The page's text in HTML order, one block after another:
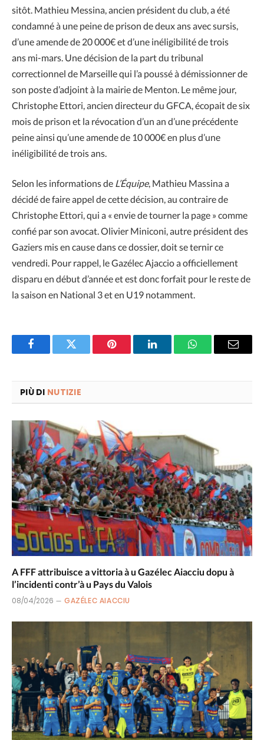
sitôt. Mathieu Messina, ancien président du club, a été
condamné à une peine de prison de deux ans avec sursis,
d’une amende de 20 000€ et d’une inéligibilité de trois
ans mi-mars. Une décision de la part du tribunal
correctionnel de Marseille qui l’a poussé à démissionner de
son poste d’adjoint à la mairie de Menton. Le même jour,
Christophe Ettori, ancien directeur du GFCA, écopait de six
mois de prison et la révocation d’un an d’une précédente
peine ainsi qu’une amende de 10 000€ en plus d’une
inéligibilité de trois ans.
Selon les informations de L’Équipe, Mathieu Massina a
décidé de faire appel de cette décision, au contraire de
Christophe Ettori, qui a « envie de tourner la page » comme
confié par son avocat. Olivier Miniconi, autre président des
Gaziers mis en cause dans ce dossier, doit se ternir ce
vendredi. Pour rappel, le Gazélec Ajaccio a officiellement
disparu en début d’année et est donc forfait pour le reste de
la saison en National 3 et en U19 notamment.
FacebookTwitter Pinterest LinkedInWhatsAppEmail
PIÙ DI NUTIZIE
A FFF attribuisce a vittoria à u Gazélec Aiacciu dopu à
l’incidenti contr’à u Pays du Valois
08/04/2026 GAZÉLEC AIACCIU